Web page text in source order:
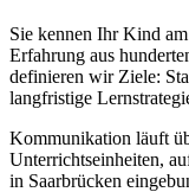
Sie kennen Ihr Kind
Erfahrung aus
definieren wir Ziele:
langfristige
Kommunikation läuft
Unterrichtseinheiten,
in Saarbrücken